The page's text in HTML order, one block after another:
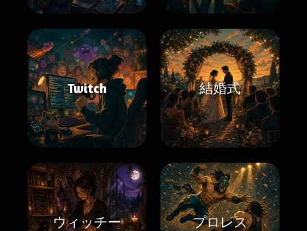
Twitch 結婚式
ウィッチー プロレス